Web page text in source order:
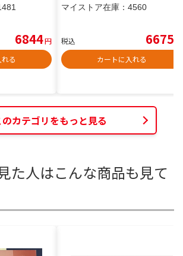
6844円
る
マイストア在庫： 4560
税込 6675
カートに入れる
のカテゴリをもっと見る
た人はこんな商品も見て